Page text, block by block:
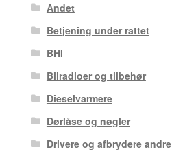
Andet
Betjening under rattet
BHI
Bilradioer og tilbehør
Dieselvarmere
Dørlåse og nøgler
Drivere og afbrydere andre